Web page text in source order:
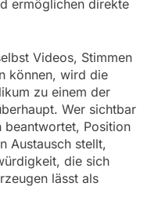
ermöglichen direkte
Videos, Stimmen
können, wird die
zu einem der
Wer sichtbar
beantwortet, Position
Austausch stellt,
die sich
lässt als